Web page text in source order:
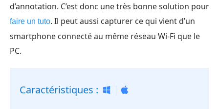
d’annotation. C’est donc une très bonne solution pour
faire un tuto. Il peut aussi capturer ce qui vient d’un
smartphone connecté au même réseau Wi-Fi que le
PC.
Caractéristiques :